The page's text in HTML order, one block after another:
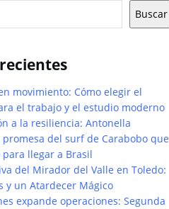
Buscar
movimiento: Cómo elegir el
el trabajo y el estudio moderno
a la resiliencia: Antonella
del surf de Carabobo que
para llegar a Brasil
del Mirador del Valle en Toledo:
y un Atardecer Mágico
expande operaciones: Segunda